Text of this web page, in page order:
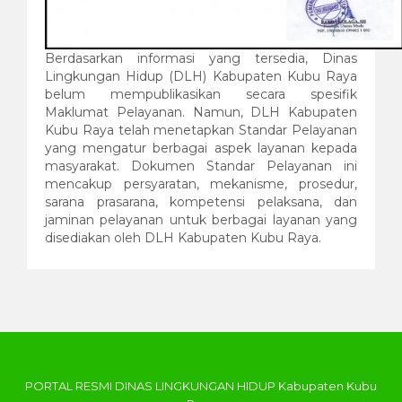
Berdasarkan informasi yang tersedia, Dinas
Lingkungan Hidup (DLH) Kabupaten Kubu Raya
belum mempublikasikan secara spesifik
Maklumat Pelayanan. Namun, DLH Kabupaten
Kubu Raya telah menetapkan Standar Pelayanan
yang mengatur berbagai aspek layanan kepada
masyarakat. Dokumen Standar Pelayanan ini
mencakup persyaratan, mekanisme, prosedur,
sarana prasarana, kompetensi pelaksana, dan
jaminan pelayanan untuk berbagai layanan yang
disediakan oleh DLH Kabupaten Kubu Raya.
PORTAL RESMI DINAS LINGKUNGAN HIDUP Kabupaten Kubu